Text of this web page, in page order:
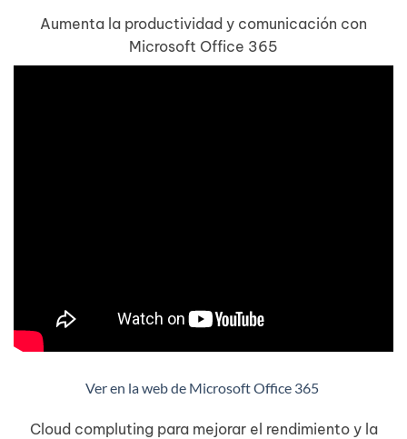
Aumenta la productividad y comunicación con
Microsoft Office 365
Ver en la web de Microsoft Office 365
Cloud compluting para mejorar el rendimiento y la